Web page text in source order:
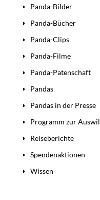
Panda-Bilder
Panda-Bücher
Panda-Clips
Panda-Filme
Panda-Patenschaft
Pandas
Pandas in der Presse
Programm zur
Reiseberichte
Spendenaktionen
Wissen